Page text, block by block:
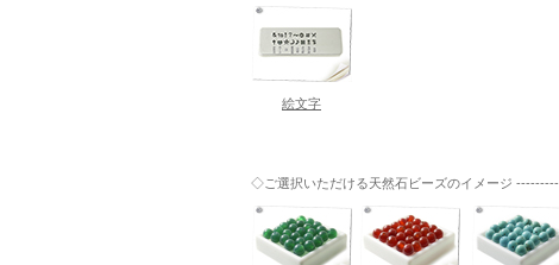
絵文字
◇ご選択いただける天然石ビーズのイメージ ---------